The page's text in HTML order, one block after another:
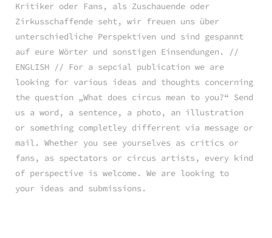
Kritiker oder Fans, als Zuschauende oder
Zirkusschaffende seht, wir freuen uns über
unterschiedliche Perspektiven und sind gespannt
auf eure Wörter und sonstigen Einsendungen. //
ENGLISH // For a sepcial publication we are
looking for various ideas and thoughts concerning
the question „What does circus mean to you?“ Send
us a word, a sentence, a photo, an illustration
or something completley differrent via message or
mail. Whether you see yourselves as critics or
fans, as spectators or circus artists, every kind
of perspective is welcome. We are looking to
your ideas and submissions.